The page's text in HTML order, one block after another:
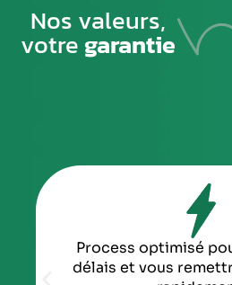
Nos valeurs,
votregarantie
Process optimisé
délais et vous